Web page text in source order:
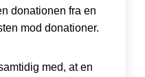
donationen fra en
mod donationer.
med, at en